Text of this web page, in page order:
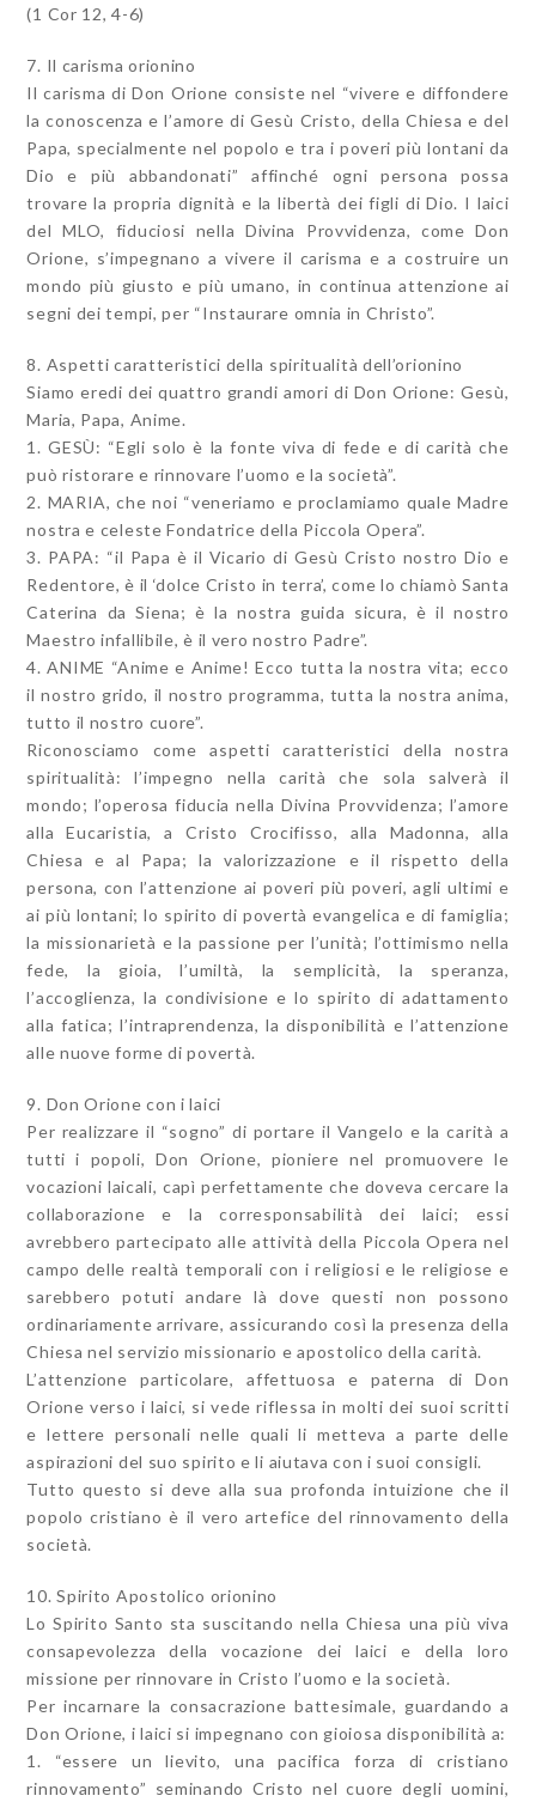
(1 Cor 12, 4-6)
7. Il carisma orionino
Il carisma di Don Orione consiste nel “vivere e diffondere
la conoscenza e l’amore di Gesù Cristo, della Chiesa e del
Papa, specialmente nel popolo e tra i poveri più lontani da
Dio e più abbandonati” affinché ogni persona possa
trovare la propria dignità e la libertà dei figli di Dio. I laici
del MLO, fiduciosi nella Divina Provvidenza, come Don
Orione, s’impegnano a vivere il carisma e a costruire un
mondo più giusto e più umano, in continua attenzione ai
segni dei tempi, per “Instaurare omnia in Christo”.
8. Aspetti caratteristici della spiritualità dell’orionino
Siamo eredi dei quattro grandi amori di Don Orione: Gesù,
Maria, Papa, Anime.
1. GESÙ: “Egli solo è la fonte viva di fede e di carità che
può ristorare e rinnovare l’uomo e la società”.
2. MARIA, che noi “veneriamo e proclamiamo quale Madre
nostra e celeste Fondatrice della Piccola Opera”.
3. PAPA: “il Papa è il Vicario di Gesù Cristo nostro Dio e
Redentore, è il ‘dolce Cristo in terra’, come lo chiamò Santa
Caterina da Siena; è la nostra guida sicura, è il nostro
Maestro infallibile, è il vero nostro Padre”.
4. ANIME “Anime e Anime! Ecco tutta la nostra vita; ecco
il nostro grido, il nostro programma, tutta la nostra anima,
tutto il nostro cuore”.
Riconosciamo come aspetti caratteristici della nostra
spiritualità: l’impegno nella carità che sola salverà il
mondo; l’operosa fiducia nella Divina Provvidenza; l’amore
alla Eucaristia, a Cristo Crocifisso, alla Madonna, alla
Chiesa e al Papa; la valorizzazione e il rispetto della
persona, con l’attenzione ai poveri più poveri, agli ultimi e
ai più lontani; lo spirito di povertà evangelica e di famiglia;
la missionarietà e la passione per l’unità; l’ottimismo nella
fede, la gioia, l’umiltà, la semplicità, la speranza,
l’accoglienza, la condivisione e lo spirito di adattamento
alla fatica; l’intraprendenza, la disponibilità e l’attenzione
alle nuove forme di povertà.
9. Don Orione con i laici
Per realizzare il “sogno” di portare il Vangelo e la carità a
tutti i popoli, Don Orione, pioniere nel promuovere le
vocazioni laicali, capì perfettamente che doveva cercare la
collaborazione e la corresponsabilità dei laici; essi
avrebbero partecipato alle attività della Piccola Opera nel
campo delle realtà temporali con i religiosi e le religiose e
sarebbero potuti andare là dove questi non possono
ordinariamente arrivare, assicurando così la presenza della
Chiesa nel servizio missionario e apostolico della carità.
L’attenzione particolare, affettuosa e paterna di Don
Orione verso i laici, si vede riflessa in molti dei suoi scritti
e lettere personali nelle quali li metteva a parte delle
aspirazioni del suo spirito e li aiutava con i suoi consigli.
Tutto questo si deve alla sua profonda intuizione che il
popolo cristiano è il vero artefice del rinnovamento della
società.
10. Spirito Apostolico orionino
Lo Spirito Santo sta suscitando nella Chiesa una più viva
consapevolezza della vocazione dei laici e della loro
missione per rinnovare in Cristo l’uomo e la società.
Per incarnare la consacrazione battesimale, guardando a
Don Orione, i laici si impegnano con gioiosa disponibilità a:
1. “essere un lievito, una pacifica forza di cristiano
rinnovamento” seminando Cristo nel cuore degli uomini,